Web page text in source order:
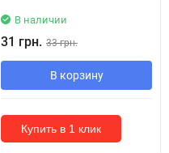
В наличии
31 грн. 33 грн.
В корзину
Купить в 1 клик